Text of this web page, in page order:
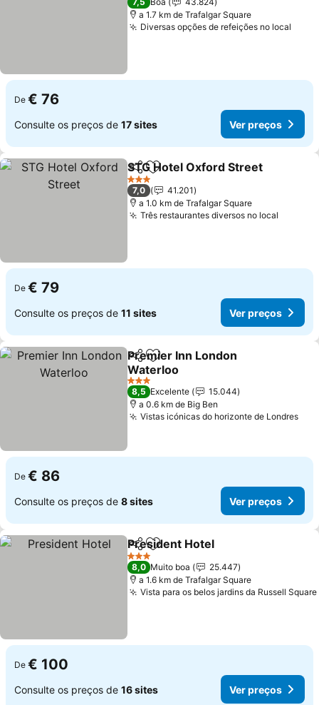
a 1.7 km de Trafalgar Square
Diversas opções de refeições no local
De € 76
Consulte os preços de 17 sites Ver preços
PartilharAdicionar aos favoritos
STG Hotel Oxford Street
3 Estrelas
7,0
41.201
a 1.0 km de Trafalgar Square
Três restaurantes diversos no local
De € 79
Consulte os preços de 11 sites Ver preços
PartilharAdicionar aos favoritos
Premier Inn London
Waterloo
Ver preços
3 Estrelas
8,5 Excelente
15.044
a 0.6 km de Big Ben
Vistas icónicas do horizonte de Londres
De € 86
Consulte os preços de 8 sites Ver preços
PartilharAdicionar aos favoritos
President Hotel
3 Estrelas
8,0 Muito boa
25.447
a 1.6 km de Trafalgar Square
Vista para os belos jardins da Russell Square
De € 100
Consulte os preços de 16 sites Ver preços